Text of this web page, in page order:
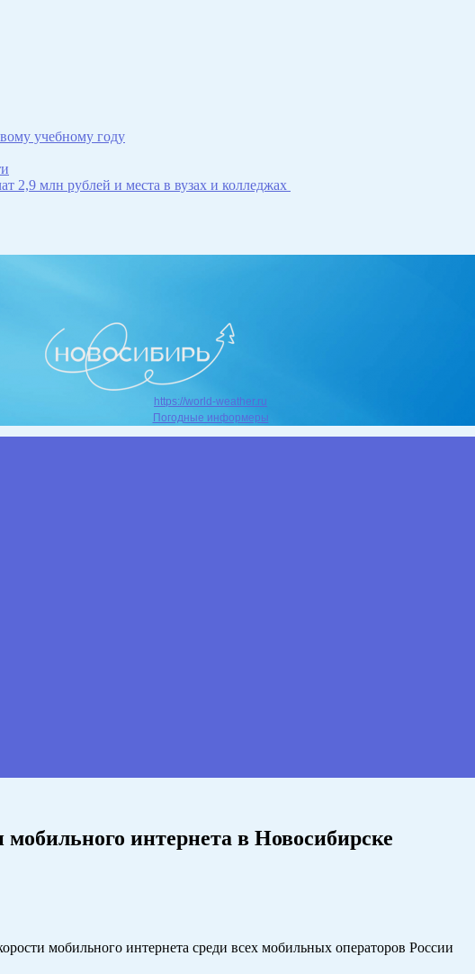
учебному году
2,9 млн рублей и места в вузах и колледжах
https://world-weather.ru
Погодные информеры
интернета в Новосибирске
мобильного интернета среди всех мобильных операторов России